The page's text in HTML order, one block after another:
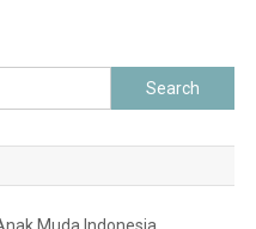
Search
for: